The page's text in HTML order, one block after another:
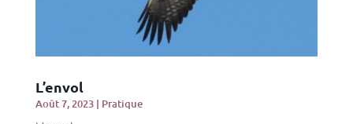
L’envol
Août 7, 2023| Pratique